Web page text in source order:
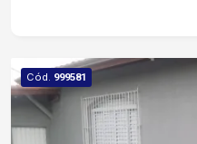
Cód. 999581